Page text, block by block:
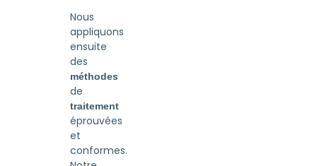
Nous
appliquons
ensuite
des
méthodes
de
traitement
éprouvées
et
conformes.